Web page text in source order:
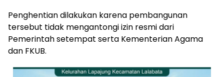
Penghentian dilakukan karena pembangunan
tersebut tidak mengantongi izin resmi dari
Pemerintah setempat serta Kementerian Agama
dan FKUB.